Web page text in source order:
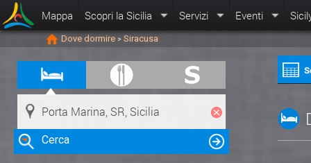
Mappa Scopri la Sicilia Servizi Eventi
Dove dormire > Siracusa
Cerca